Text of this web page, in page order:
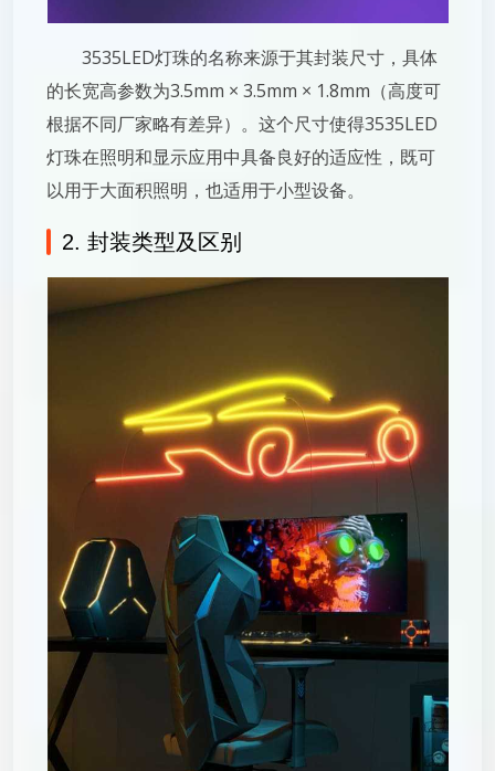
3535LED灯珠的名称来源于其封装尺寸，具体
的长宽高参数为3.5mm × 3.5mm × 1.8mm（高度可
根据不同厂家略有差异）。这个尺寸使得3535LED
灯珠在照明和显示应用中具备良好的适应性，既可
以用于大面积照明，也适用于小型设备。
2. 封装类型及区别